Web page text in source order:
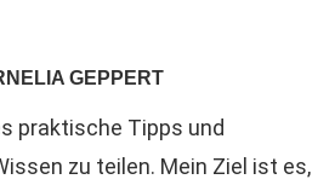
GEPPERT
praktische Tipps und
zu teilen. Mein Ziel ist es,